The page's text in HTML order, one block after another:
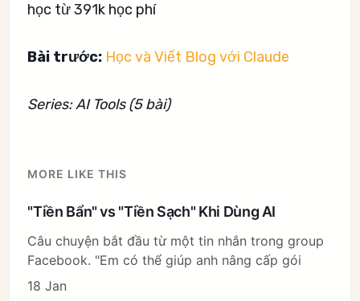
học từ 391k học phí
Bài trước: Học và Viết Blog với Claude
Series: AI Tools (5 bài)
MORE LIKE THIS
"Tiền Bẩn" vs "Tiền Sạch" Khi Dùng AI
Câu chuyện bắt đầu từ một tin nhắn trong group
Facebook. "Em có thể giúp anh nâng cấp gói
18 Jan